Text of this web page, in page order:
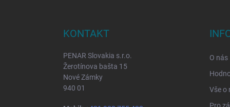
KONTAKT
PENAR Slovakia s.r.o.
Žerotínova bašta 15
Nové Zámky
940 01
O nás
Vše o
Pro